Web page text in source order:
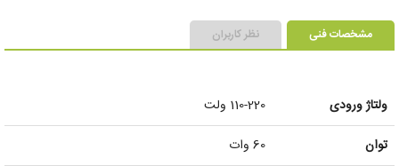
مشخصات فنی نظر کاربران
ولتاژ ورودی
110-220 ولت
توان
60 وات